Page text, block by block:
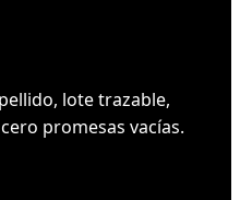
lote trazable,
promesas vacías.